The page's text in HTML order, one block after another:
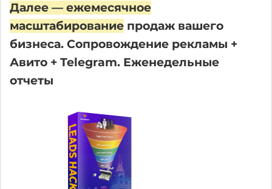
Далее — ежемесячное
масштабирование продаж вашего
бизнеса. Сопровождение рекламы +
Авито + Telegram. Еженедельные
отчеты